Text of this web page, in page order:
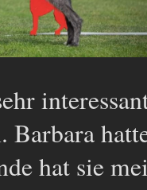
Barbara
hat sie